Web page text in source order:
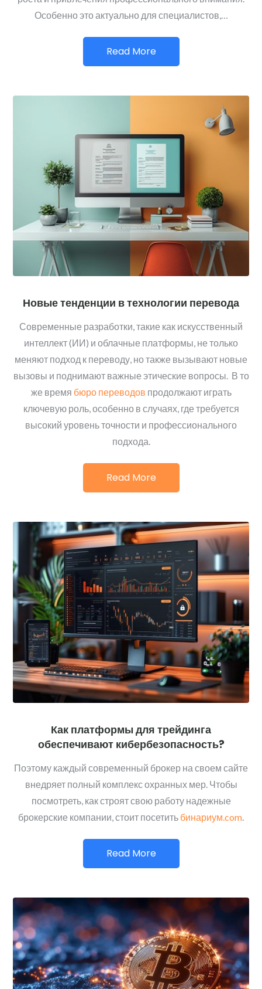
Особенно это актуально для специалистов,…
Read More
Новые тенденции в технологии перевода
Современные разработки, такие как искусственный
интеллект (ИИ) и облачные платформы, не только
меняют подход к переводу, но также вызывают новые
вызовы и поднимают важные этические вопросы. В то
же время бюро переводов продолжают играть
ключевую роль, особенно в случаях, где требуется
высокий уровень точности и профессионального
подхода.
Read More
Как платформы для трейдинга
обеспечивают кибербезопасность?
Поэтому каждый современный брокер на своем сайте
внедряет полный комплекс охранных мер. Чтобы
посмотреть, как строят свою работу надежные
брокерские компании, стоит посетить бинариум.com.
Read More